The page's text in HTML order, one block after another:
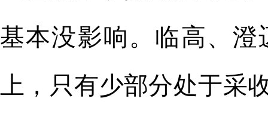
基本没影响。临高、
上，只有少部分处于采